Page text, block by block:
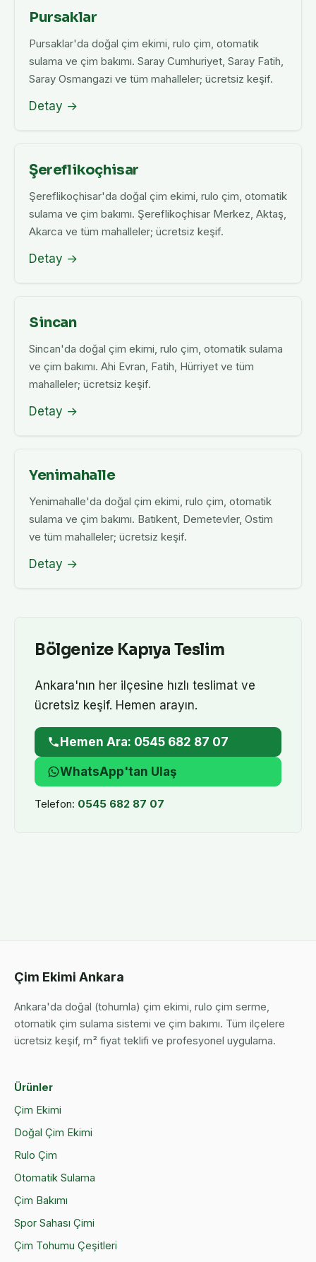
Pursaklar
Pursaklar'da doğal çim ekimi, rulo çim, otomatik
sulama ve çim bakımı. Saray Cumhuriyet, Saray Fatih,
Saray Osmangazi ve tüm mahalleler; ücretsiz keşif.
Detay →
Şereflikoçhisar
Şereflikoçhisar'da doğal çim ekimi, rulo çim, otomatik
sulama ve çim bakımı. Şereflikoçhisar Merkez, Aktaş,
Akarca ve tüm mahalleler; ücretsiz keşif.
Detay →
Sincan
Sincan'da doğal çim ekimi, rulo çim, otomatik sulama
ve çim bakımı. Ahi Evran, Fatih, Hürriyet ve tüm
mahalleler; ücretsiz keşif.
Detay →
Yenimahalle
Yenimahalle'da doğal çim ekimi, rulo çim, otomatik
sulama ve çim bakımı. Batıkent, Demetevler, Ostim
ve tüm mahalleler; ücretsiz keşif.
Detay →
Bölgenize Kapıya Teslim
Ankara'nın her ilçesine hızlı teslimat ve
ücretsiz keşif. Hemen arayın.
Hemen Ara: 0545 682 87 07
WhatsApp'tan Ulaş
Telefon: 0545 682 87 07
Çim Ekimi Ankara
Ankara'da doğal (tohumla) çim ekimi, rulo çim serme,
otomatik çim sulama sistemi ve çim bakımı. Tüm ilçelere
ücretsiz keşif, m² fiyat teklifi ve profesyonel uygulama.
Ürünler
Çim Ekimi
Doğal Çim Ekimi
Rulo Çim
Otomatik Sulama
Çim Bakımı
Spor Sahası Çimi
Çim Tohumu Çeşitleri